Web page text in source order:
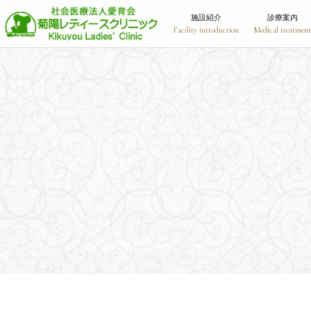
施設紹介
Facility introduction
診療案内
Medical treatment